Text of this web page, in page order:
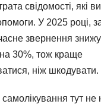
свідомості, які
У 2025 році,
звернення
30%, тож краще
ніж шкодувати.
тут не